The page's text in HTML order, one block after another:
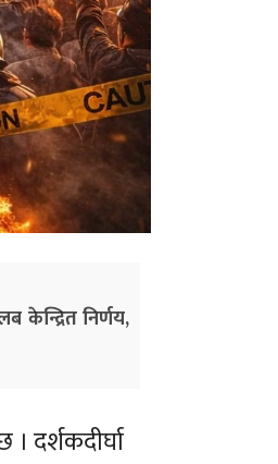
केन्द्रित निर्णय,
दर्शकदीर्घा